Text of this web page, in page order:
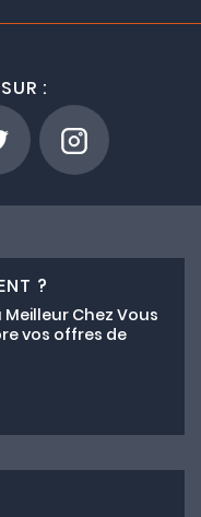
:
?
Chez Vous
vos offres de